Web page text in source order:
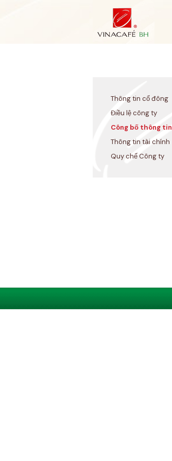
Thông tin cổ đông
Điều lệ công ty
Công bố thông tin
Thông tin tài chính
Quy chế Công ty